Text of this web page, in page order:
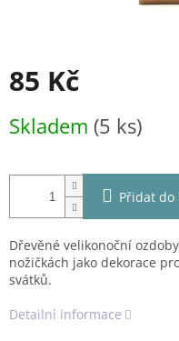
85 Kč
cena:
Skladem (5 ks)
Přidat do
Dřevěné velikonoční
nožičkách jako dekorace
svátků.
Detailní informace